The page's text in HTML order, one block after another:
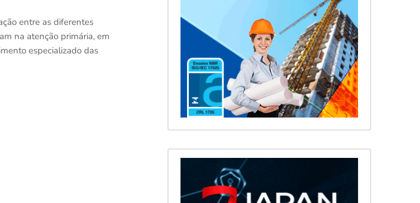
entre as diferentes
na atenção primária, em
especializado das